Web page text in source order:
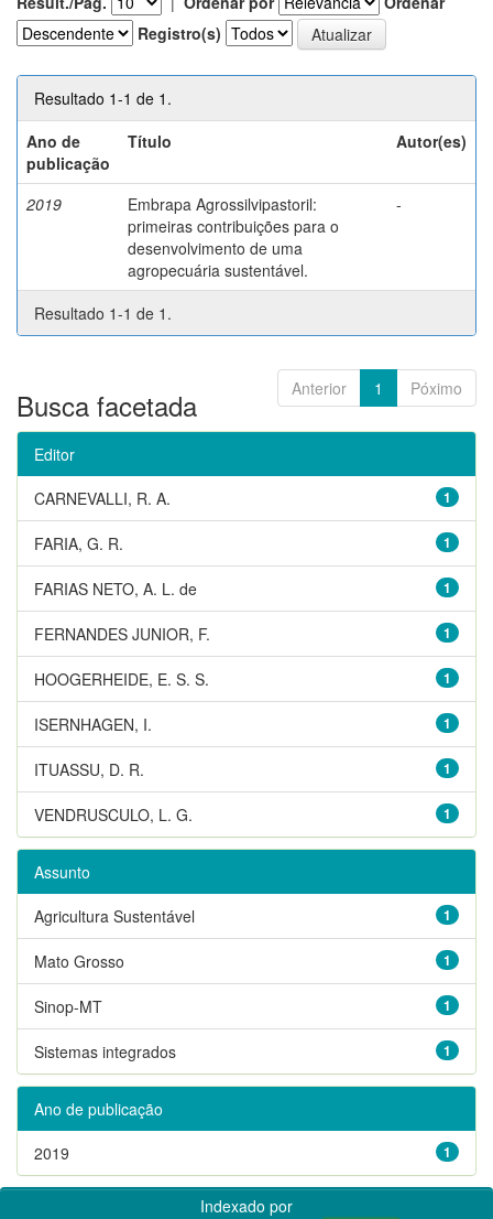
Registro(s)
Resultado 1-1 de 1.
Ano de
publicação
Título Autor(es)
2019
Embrapa Agrossilvipastoril:
primeiras contribuições para o
desenvolvimento de uma
agropecuária sustentável.
-
Resultado 1-1 de 1.
Anterior 1 Póximo
Busca facetada
Editor
1
CARNEVALLI, R. A.
1
FARIA, G. R.
1
FARIAS NETO, A. L. de
1
FERNANDES JUNIOR, F.
1
HOOGERHEIDE, E. S. S.
1
ISERNHAGEN, I.
1
ITUASSU, D. R.
1
VENDRUSCULO, L. G.
Assunto
1
Agricultura Sustentável
1
Mato Grosso
1
Sinop-MT
1
Sistemas integrados
Ano de publicação
1
2019
Indexado por